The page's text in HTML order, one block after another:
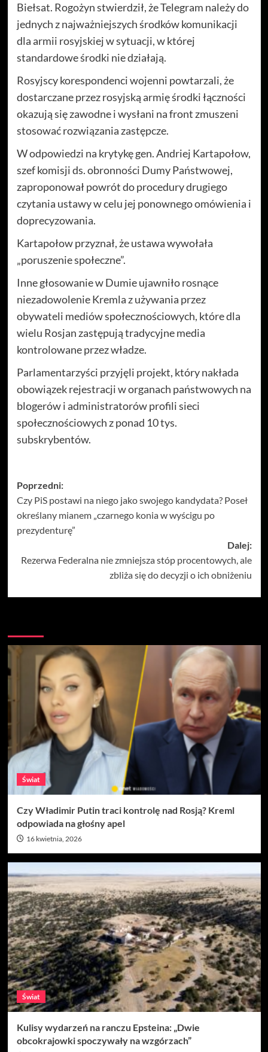
Biełsat. Rogożyn stwierdził, że Telegram należy do
jednych z najważniejszych środków komunikacji
dla armii rosyjskiej w sytuacji, w której
standardowe środki nie działają.
Rosyjscy korespondenci wojenni powtarzali, że
dostarczane przez rosyjską armię środki łączności
okazują się zawodne i wysłani na front zmuszeni
stosować rozwiązania zastępcze.
W odpowiedzi na krytykę gen. Andriej Kartapołow,
szef komisji ds. obronności Dumy Państwowej,
zaproponował powrót do procedury drugiego
czytania ustawy w celu jej ponownego omówienia i
doprecyzowania.
Kartapołow przyznał, że ustawa wywołała
„poruszenie społeczne”.
Inne głosowanie w Dumie ujawniło rosnące
niezadowolenie Kremla z używania przez
obywateli mediów społecznościowych, które dla
wielu Rosjan zastępują tradycyjne media
kontrolowane przez władze.
Parlamentarzyści przyjęli projekt, który nakłada
obowiązek rejestracji w organach państwowych na
blogerów i administratorów profili sieci
społecznościowych z ponad 10 tys.
subskrybentów.
Zobacz
wpisy
Poprzedni:
Czy PiS postawi na niego jako swojego kandydata? Poseł
określany mianem „czarnego konia w wyścigu po
prezydenturę”
Dalej:
Rezerwa Federalna nie zmniejsza stóp procentowych, ale
zbliża się do decyzji o ich obniżeniu
Świat
Czy Władimir Putin traci kontrolę nad Rosją? Kreml
odpowiada na głośny apel
16 kwietnia, 2026
Świat
Kulisy wydarzeń na ranczu Epsteina: „Dwie
obcokrajowki spoczywały na wzgórzach”